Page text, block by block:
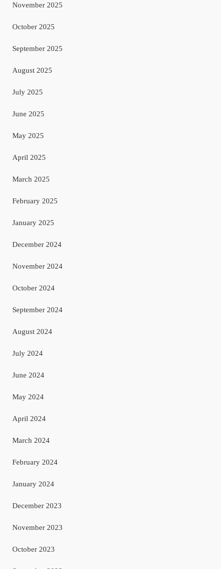
November 2025
October 2025
September 2025
August 2025
July 2025
June 2025
May 2025
April 2025
March 2025
February 2025
January 2025
December 2024
November 2024
October 2024
September 2024
August 2024
July 2024
June 2024
May 2024
April 2024
March 2024
February 2024
January 2024
December 2023
November 2023
October 2023